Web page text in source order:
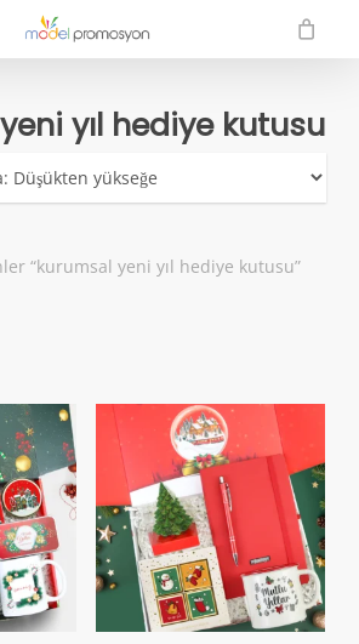
yıl hediye kutusu
“kurumsal yeni yıl hediye kutusu”